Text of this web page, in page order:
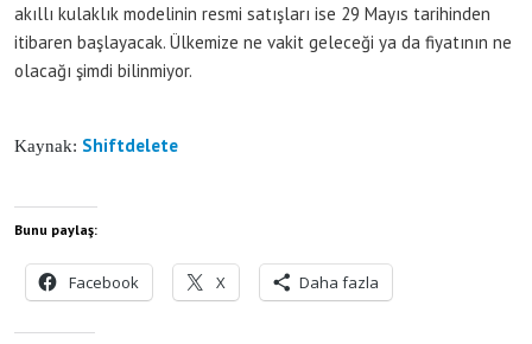
akıllı kulaklık modelinin resmi satışları ise 29 Mayıs tarihinden
itibaren başlayacak. Ülkemize ne vakit geleceği ya da fiyatının ne
olacağı şimdi bilinmiyor.
Kaynak: Shiftdelete
Bunu paylaş:
Facebook X Daha fazla